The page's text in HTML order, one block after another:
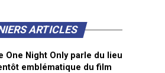
ARTICLES
One Night Only parle du lieu
emblématique du film